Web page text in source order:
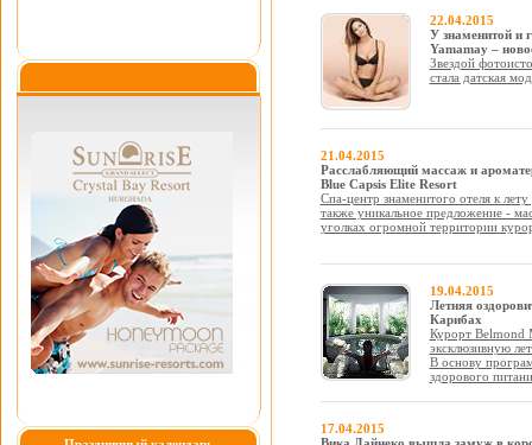
22.04.2015
У знаменитой и
Yamamay –
Звездой
стала датская
21.04.2015
Расслабляющий массаж и
Blue Capsis Elite Resort
Спа-центр знаменитого отеля к
также уникальное предложение -
уголках огромной территории
19.04.2015
Летняя
Карибах
Курорт Belmond
эксклюзивную
В основу
здорового
17.04.2015